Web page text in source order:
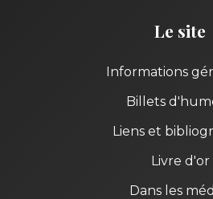
Le site
Informations
Billets
Liens et
Livre d'or
Dans les